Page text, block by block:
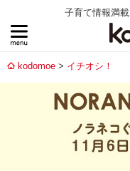
子育て情報満
kodomoe イチオシ！